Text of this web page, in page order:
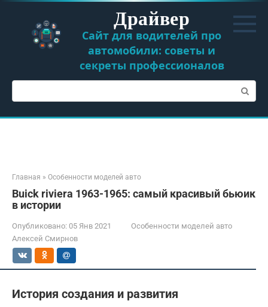
Перейти
контенту
Драйвер
Сайт для водителей про
автомобили: советы и
секреты профессионалов
Поиск:
Главная » Особенности моделей авто
Buick riviera 1963-1965: самый красивый бьюик
в истории
Опубликовано: 05 Янв 2021
Особенности моделей авто
Алексей Смирнов
История создания и развития